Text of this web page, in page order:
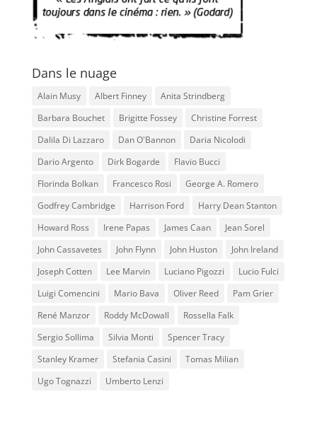
Dans le nuage
Alain Musy Albert Finney
Anita Strindberg
Barbara Bouchet
Brigitte Fossey
Christine Forrest
Dalila Di Lazzaro
Dan O'Bannon
Daria Nicolodi
Dario Argento
Dirk Bogarde
Flavio Bucci
Florinda Bolkan
Francesco Rosi
George A. Romero
Godfrey Cambridge
Harrison Ford
Harry Dean Stanton
Howard Ross
Irene Papas James Caan
Jean Sorel
John Cassavetes
John Flynn John Huston
John Ireland
Joseph Cotten
Lee Marvin Luciano Pigozzi
Lucio Fulci
Luigi Comencini
Mario Bava Oliver Reed
Pam Grier
René Manzor
Roddy McDowall
Rossella Falk
Sergio Sollima
Silvia Monti
Spencer Tracy
Stanley Kramer
Stefania Casini
Tomas Milian
Ugo Tognazzi
Umberto Lenzi